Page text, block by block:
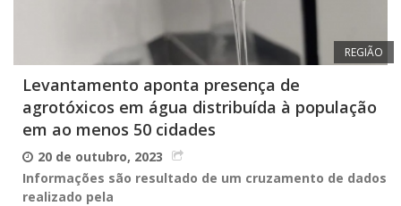
REGIÃO
Levantamento aponta presença de
agrotóxicos em água distribuída à população
em ao menos 50 cidades
20 de outubro, 2023
Informações são resultado de um cruzamento de dados
realizado pela